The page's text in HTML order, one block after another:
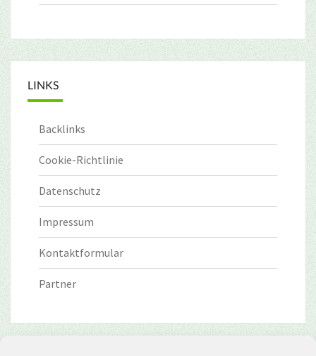
LINKS
Backlinks
Cookie-Richtlinie
Datenschutz
Impressum
Kontaktformular
Partner